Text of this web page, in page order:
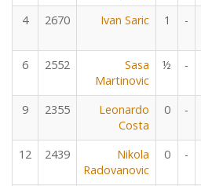
4 2670 Ivan Saric 1 -
6 2552
Sasa
Martinovic
½ -
9 2355
Leonardo
Costa
0 -
12 2439
Nikola
Radovanovic
0 -